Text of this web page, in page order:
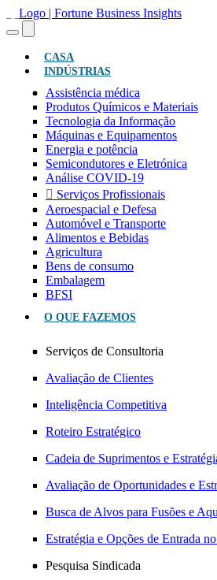
CASA
INDÚSTRIAS
Assistência médica
Produtos Químicos e Materiais
Tecnologia da Informação
Máquinas e Equipamentos
Energia e potência
Semicondutores e Eletrónica
Análise COVID-19
Serviços Profissionais
Aeroespacial e Defesa
Automóvel e Transporte
Alimentos e Bebidas
Agricultura
Bens de consumo
Embalagem
BFSI
O QUE FAZEMOS
Serviços de Consultoria
Avaliação de Clientes
Inteligência Competitiva
Roteiro Estratégico
Cadeia de Suprimentos e
Avaliação de Oportunidades e
Busca de Alvos para Fusões e
Estratégia e Opções de Entrada
Pesquisa Sindicada